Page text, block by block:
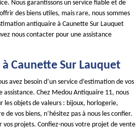
Nous garantissons un service fiable et de
des biens utiles, mais rare, nous sommes
antiquaire à Caunette Sur Lauquet
nous contacter pour une assistance
Caunette Sur Lauquet
avez besoin d’un service d’estimation de vos
Chez Medou Antiquaire 11, nous
objets de valeurs : bijoux, horlogerie,
vos biens, n’hésitez pas à nous les confier.
projets. Confiez-nous votre projet de vente